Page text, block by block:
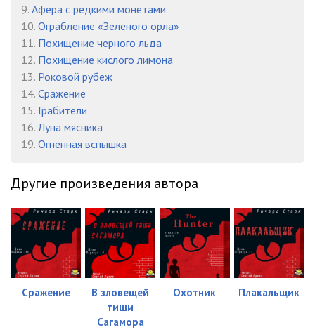
9. Афера с редкими монетами
10. Ограбление «Зеленого орла»
11. Похищение черного льда
12. Похищение кислого лимона
13. Роковой рубеж
14. Сражение
15. Грабители
16. Луна мясника
19. Огненная вспышка
Другие произведения автора
Сражение
В зловещей
тиши
Сагамора
Охотник Плакальщик